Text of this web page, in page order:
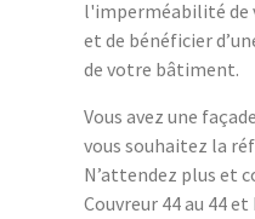
l'imperméabilité de
et de bénéficier
de votre bâtiment.
Vous avez une
vous souhaitez la
N’attendez plus et
Couvreur 44 au 44